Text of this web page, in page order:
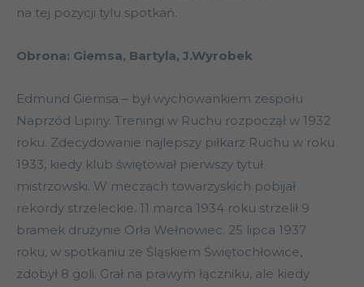
na tej pozycji tylu spotkań.
Obrona: Giemsa, Bartyla, J.Wyrobek
Edmund Giemsa – był wychowankiem zespołu
Naprzód Lipiny. Treningi w Ruchu rozpoczął w 1932
roku. Zdecydowanie najlepszy piłkarz Ruchu w roku
1933, kiedy klub świętował pierwszy tytuł
mistrzowski. W meczach towarzyskich pobijał
rekordy strzeleckie. 11 marca 1934 roku strzelił 9
bramek drużynie Orła Wełnowiec. 25 lipca 1937
roku, w spotkaniu ze Śląskiem Świętochłowice,
zdobył 8 goli. Grał na prawym łączniku, ale kiedy